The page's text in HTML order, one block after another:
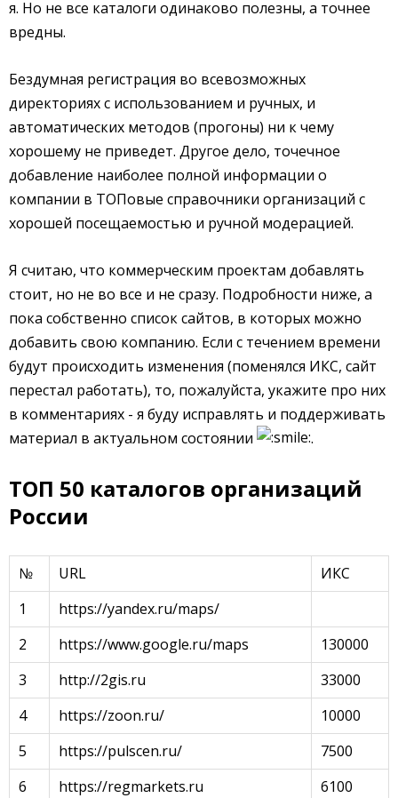
я. Но не все каталоги одинаково полезны, а точнее
вредны.
Бездумная регистрация во всевозможных
директориях с использованием и ручных, и
автоматических методов (прогоны) ни к чему
хорошему не приведет. Другое дело, точечное
добавление наиболее полной информации о
компании в ТОПовые справочники организаций с
хорошей посещаемостью и ручной модерацией.
Я считаю, что коммерческим проектам добавлять
стоит, но не во все и не сразу. Подробности ниже, а
пока собственно список сайтов, в которых можно
добавить свою компанию. Если с течением времени
будут происходить изменения (поменялся ИКС, сайт
перестал работать), то, пожалуйста, укажите про них
в комментариях - я буду исправлять и поддерживать
материал в актуальном состоянии
.
ТОП 50 каталогов организаций
России
№ URL
ИКС
1
https://yandex.ru/maps/
2
https://www.google.ru/maps
130000
3
http://2gis.ru
33000
4
https://zoon.ru/
10000
5
https://pulscen.ru/
7500
6
https://regmarkets.ru
6100